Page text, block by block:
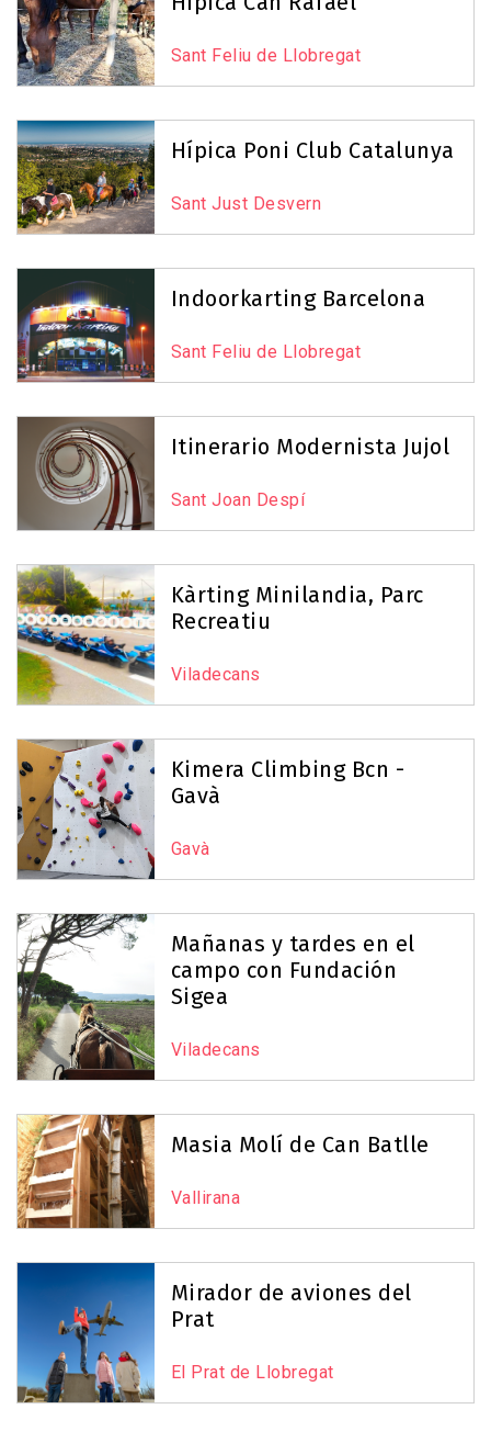
Sant Feliu de Llobregat
Hípica Poni Club Catalunya
Sant Just Desvern
Indoorkarting Barcelona
Sant Feliu de Llobregat
Itinerario Modernista Jujol
Sant Joan Despí
Kàrting Minilandia, Parc
Recreatiu
Viladecans
Kimera Climbing Bcn -
Gavà
Gavà
Mañanas y tardes en el
campo con Fundación
Sigea
Viladecans
Masia Molí de Can Batlle
Vallirana
Mirador de aviones del
Prat
El Prat de Llobregat